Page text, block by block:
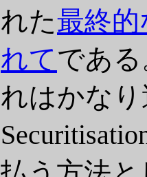
れた最終
れてであ
れはかな